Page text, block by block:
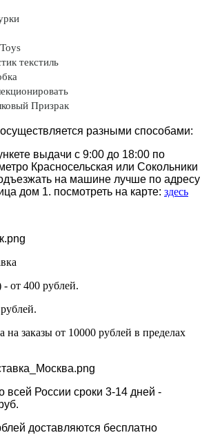
текстиль
Призрак
разными способами:
выдачи с 9:00 до 18:00 по
Красносельская или Сокольники
на машине лучше по адресу
дом 1. посмотреть на карте: здесь
от 400 рублей.
на заказы от 10000 рублей в пределах
всей России сроки 3-14 дней -
доставляются бесплатно